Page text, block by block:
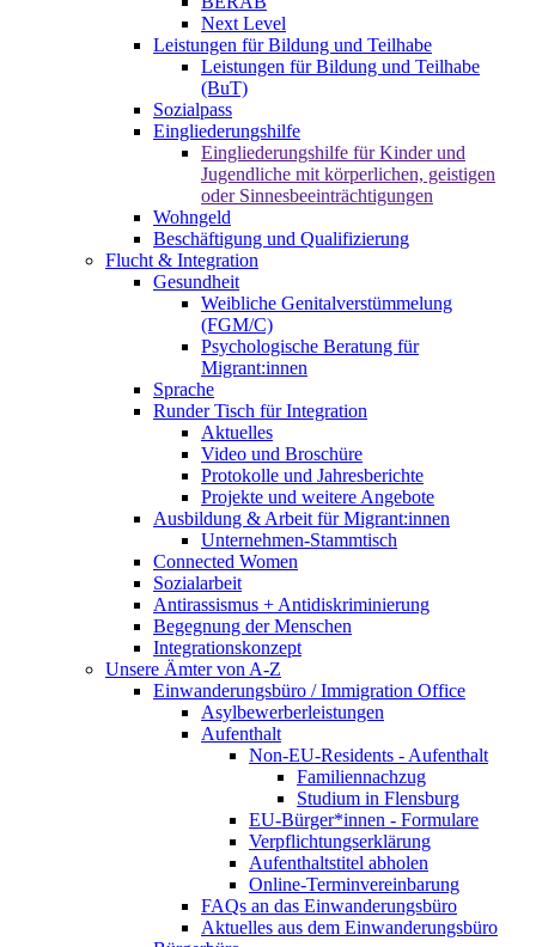
Next Level
Leistungen für Bildung und Teilhabe
Leistungen für Bildung und Teilhabe
(BuT)
Sozialpass
Eingliederungshilfe
Eingliederungshilfe für Kinder und
Jugendliche mit körperlichen, geistigen
oder Sinnesbeeinträchtigungen
Wohngeld
Beschäftigung und Qualifizierung
Flucht & Integration
Gesundheit
Weibliche Genitalverstümmelung
(FGM/C)
Psychologische Beratung für
Migrant:innen
Sprache
Runder Tisch für Integration
Aktuelles
Video und Broschüre
Protokolle und Jahresberichte
Projekte und weitere Angebote
Ausbildung & Arbeit für Migrant:innen
Unternehmen-Stammtisch
Connected Women
Sozialarbeit
Antirassismus + Antidiskriminierung
Begegnung der Menschen
Integrationskonzept
Unsere Ämter von A-Z
Einwanderungsbüro / Immigration Office
Asylbewerberleistungen
Aufenthalt
Non-EU-Residents - Aufenthalt
Familiennachzug
Studium in Flensburg
EU-Bürger*innen - Formulare
Verpflichtungserklärung
Aufenthaltstitel abholen
Online-Terminvereinbarung
FAQs an das Einwanderungsbüro
Aktuelles aus dem Einwanderungsbüro